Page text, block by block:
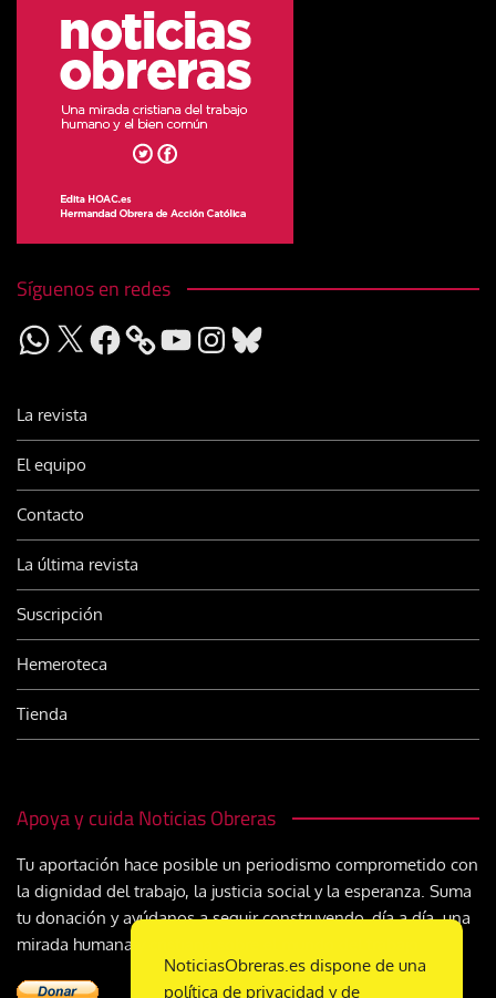
Síguenos en redes
WhatsApp
X Facebook YouTubeInstagram
Bluesky
La revista
El equipo
Contacto
La última revista
Suscripción
Hemeroteca
Tienda
Apoya y cuida Noticias Obreras
Tu aportación hace posible un periodismo comprometido con
la dignidad del trabajo, la justicia social y la esperanza. Suma
tu donación y ayúdanos a seguir construyendo, día a día, una
mirada humana y cristiana sobre el mundo del trabajo
NoticiasObreras.es dispone de una
política de privacidad y de